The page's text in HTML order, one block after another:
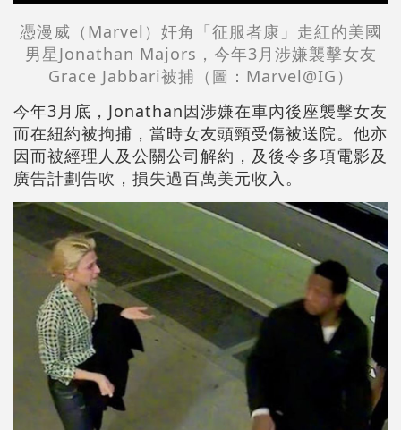
憑漫威（Marvel）奸角「征服者康」走紅的美國
男星Jonathan Majors，今年3月涉嫌襲擊女友
Grace Jabbari被捕（圖： Marvel@IG ）
今年3月底，Jonathan因涉嫌在車內後座襲擊女友
而在紐約被拘捕，當時女友頭頸受傷被送院。他亦
因而被經理人及公關公司解約，及後令多項電影及
廣告計劃告吹，損失過百萬美元收入。